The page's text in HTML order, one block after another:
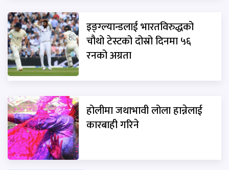
इङ्ग्ल्यान्डलाई भारतविरुद्धको
चौथो टेस्टको दोस्रो दिनमा ५६
रनको अग्रता
होलीमा जथाभावी लोला हान्नेलाई
कारबाही गरिने